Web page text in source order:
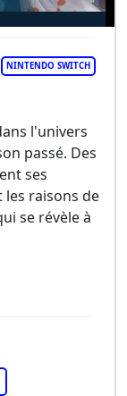
NINTENDO SWITCH
l'univers
passé. Des
ses
les raisons de
se révèle à